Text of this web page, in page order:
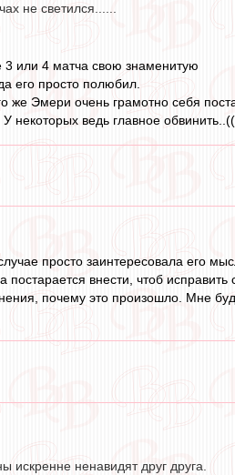
не светился......
3 или 4 матча свою знаменитую
его просто полюбил.
же Эмери очень грамотно себя
некоторых ведь главное обвинить..((
просто заинтересовала его
постарается внести, чтоб
почему это произошло. Мне
искренне ненавидят друг друга.